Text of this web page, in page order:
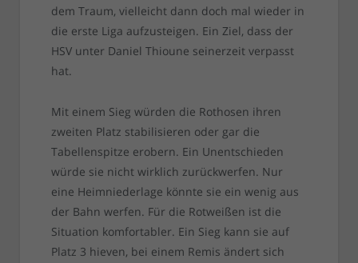
dem Traum, vielleicht dann doch mal wieder in
die erste Liga aufzusteigen. Ein Ziel, dass der
HSV unter Daniel Thioune seinerzeit verpasst
hat.
Mit einem Sieg würden die Rothosen ihren
zweiten Platz stabilisieren oder gar die
Tabellenspitze erobern. Ein Unentschieden
würde sie nicht wirklich zurückwerfen. Nur
eine Heimniederlage könnte sie ein wenig aus
der Bahn werfen. Für die Rotweißen ist die
Situation komfortabler. Ein Sieg kann sie auf
Platz 3 hieven, bei einem Remis ändert sich